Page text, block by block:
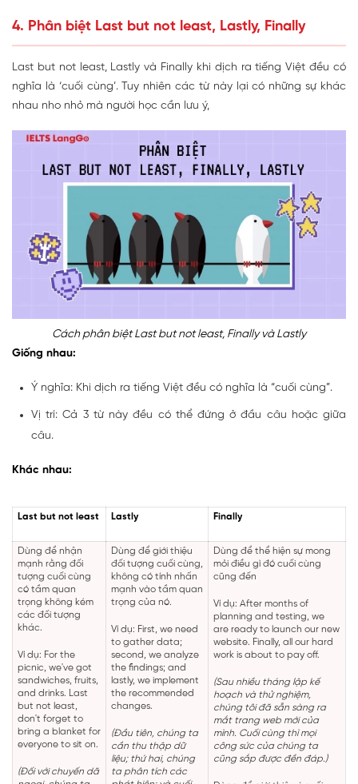
4. Phân biệt Last but not least, Lastly, Finally
Last but not least, Lastly và Finally khi dịch ra tiếng Việt đều có
nghĩa là ‘cuối cùng’. Tuy nhiên các từ này lại có những sự khác
nhau nho nhỏ mà người học cần lưu ý,
Cách phân biệt Last but not least, Finally và Lastly
Giống nhau:
Ý nghĩa: Khi dịch ra tiếng Việt đều có nghĩa là “cuối cùng”.
Vị trí: Cả 3 từ này đều có thể đứng ở đầu câu hoặc giữa
câu.
Khác nhau:
Last but not least Lastly Finally
Dùng để nhận
mạnh rằng đối
tượng cuối cùng
có tầm quan
trọng không kém
các đối tượng
khác.
Ví dụ: For the
picnic, we've got
sandwiches, fruits,
and drinks. Last
but not least,
don't forget to
bring a blanket for
everyone to sit on.
(Đối với chuyến dã
Dùng để giới thiệu
đối tượng cuối cùng,
không có tính nhấn
mạnh vào tầm quan
trọng của nó.
Ví dụ: First, we need
to gather data;
second, we analyze
the findings; and
lastly, we implement
the recommended
changes.
(Đầu tiên, chúng ta
cần thu thập dữ
liệu; thứ hai, chúng
ta phân tích các
Dùng để thể hiện sự mong
mỏi điều gì đó cuối cùng
cũng đến
Ví dụ: After months of
planning and testing, we
are ready to launch our new
website. Finally, all our hard
work is about to pay off.
(Sau nhiều tháng lập kế
hoạch và thử nghiệm,
chúng tôi đã sẵn sàng ra
mắt trang web mới của
mình. Cuối cùng thì mọi
công sức của chúng ta
cũng sắp được đền đáp.)